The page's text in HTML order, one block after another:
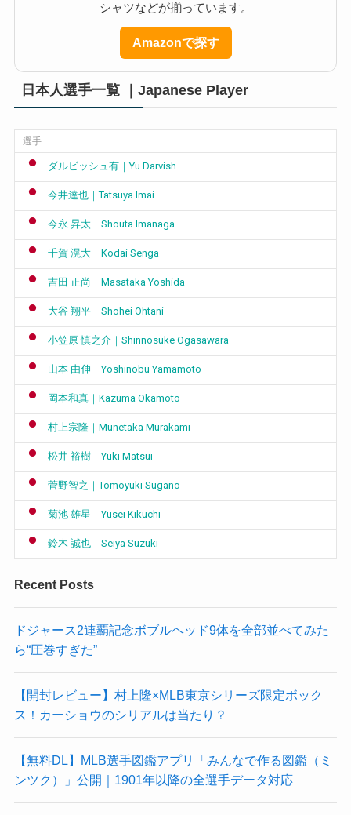
シャツなどが揃っています。
Amazonで探す
日本人選手一覧 ｜Japanese Player
選手
ダルビッシュ有｜Yu Darvish
今井達也｜Tatsuya Imai
今永 昇太｜Shouta Imanaga
千賀 滉大｜Kodai Senga
吉田 正尚｜Masataka Yoshida
大谷 翔平｜Shohei Ohtani
小笠原 慎之介｜Shinnosuke Ogasawara
山本 由伸｜Yoshinobu Yamamoto
岡本和真｜Kazuma Okamoto
村上宗隆｜Munetaka Murakami
松井 裕樹｜Yuki Matsui
菅野智之｜Tomoyuki Sugano
菊池 雄星｜Yusei Kikuchi
鈴木 誠也｜Seiya Suzuki
Recent Posts
ドジャース2連覇記念ボブルヘッド9体を全部並べてみた
ら“圧巻すぎた”
【開封レビュー】村上隆×MLB東京シリーズ限定ボック
ス！カーショウのシリアルは当たり？
【無料DL】MLB選手図鑑アプリ「みんなで作る図鑑（ミ
ンツク）」公開｜1901年以降の全選手データ対応